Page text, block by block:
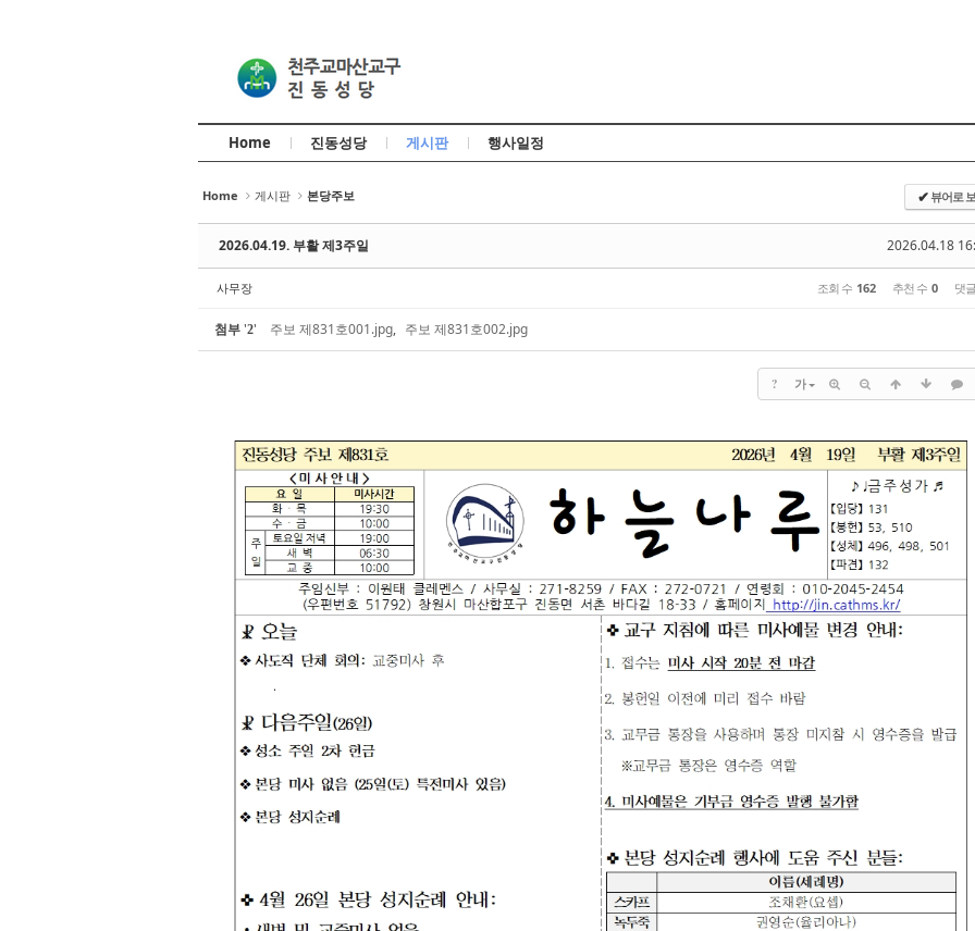
Home 진동성당 게시판 행사일정
Home 게시판 본당주보 ✔뷰어로
2026.04.18
2026.04.19. 부활 제3주일
사무장 조회 수 162 추천 수 0 댓
첨부'2' 주보 제831호001.jpg, 주보 제831호002.jpg
? 가
Sketchbook5, 스케치북5
Sketchbook5, 스케치북5
Sketchbook5, 스케치북5
Sketchbook5, 스케치북5